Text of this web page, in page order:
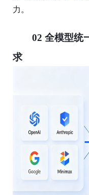
力。
02 全模型统
求